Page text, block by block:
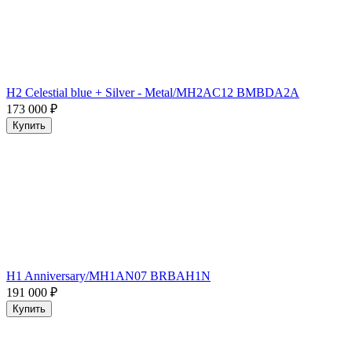
H2 Celestial blue + Silver - Metal/MH2AC12 BMBDA2A
173 000 ₽
Купить
H1 Anniversary/MH1AN07 BRBAH1N
191 000 ₽
Купить